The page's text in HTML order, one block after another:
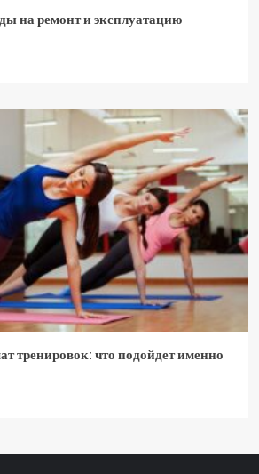
на ремонт и эксплуатацию
тренировок: что подойдет именно